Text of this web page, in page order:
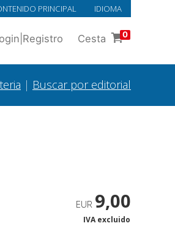
PRINCIPAL IDIOMA
Registro Cesta 0
| Buscar por editorial
EUR 9,00
IVA excluido